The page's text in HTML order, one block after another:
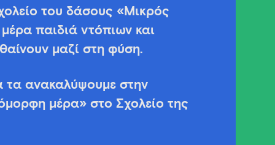
του δάσους «Μικρός
παιδιά ντόπιων και
μαζί στη φύση.
ανακαλύψουμε στην
μέρα» στο Σχολείο της